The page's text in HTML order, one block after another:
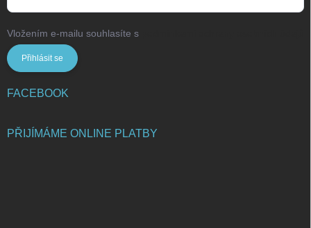
Vložením e-mailu souhlasíte s
Přihlásit se
FACEBOOK
PŘIJÍMÁME ONLINE PLATBY